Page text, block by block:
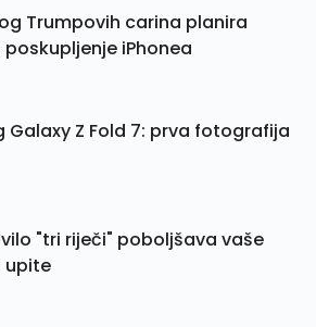
Trumpovih carina planira
iPhonea
Galaxy Z Fold 7: prva fotografija
"tri riječi" poboljšava vaše
upite